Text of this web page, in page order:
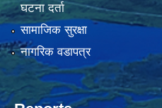
घटना दर्ता
सामाजिक सुरक्षा
नागरिक वडापत्र